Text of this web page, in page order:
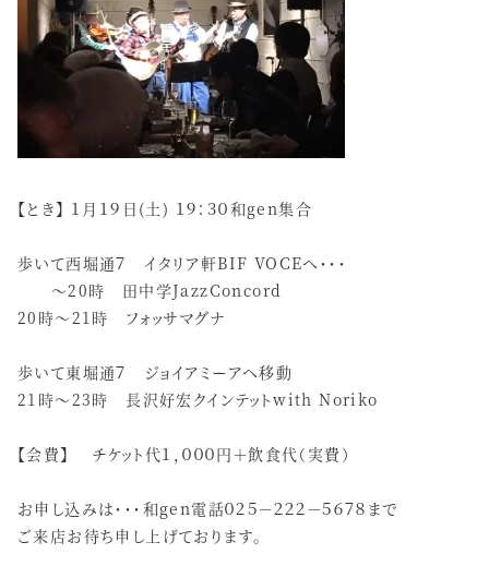
【とき】 １月１９日(土) １９：３０和gen集合
歩いて西堀通７ イタリア軒BIF VOCEへ・・・
～20時 田中学JazzConcord
20時～21時 フォッサマグナ
歩いて東堀通７ ジョイアミーアへ移動
21時～23時 長沢好宏クインテットwith Noriko
【会費】 チケット代１，０００円＋飲食代（実費）
お申し込みは・・・和gen電話０２５－２２２－５６７８まで
ご来店お待ち申し上げております。